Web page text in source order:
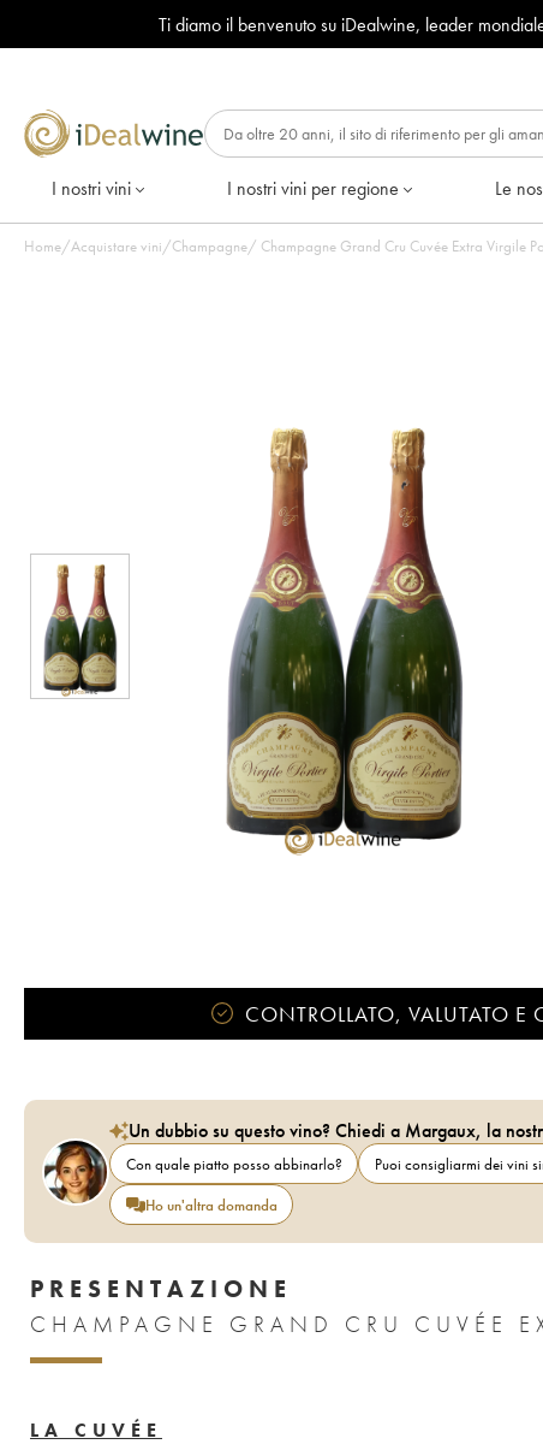
Ti diamo il benvenuto su iDealwine, leader
I nostri vini I nostri vini per regione Le
Home/Acquistare vini/Champagne/ Champagne Grand Cru Cuvée Extra Virgile
CONTROLLATO, VALUTATO E
Un dubbio su questo vino? Chiedi a Margaux, la
Con quale piatto posso abbinarlo? Puoi consigliarmi dei vini
Ho un'altra domanda
PRESENTAZIONE
CHAMPAGNE GRAND CRU CUVÉE
LA CUVÉE